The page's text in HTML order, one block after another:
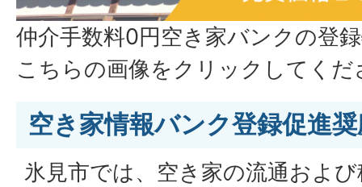
仲介手数料0円空き家バンクの登
こちらの画像をクリックしてくだ
空き家情報バンク登録促進
氷見市では、空き家の流通およ